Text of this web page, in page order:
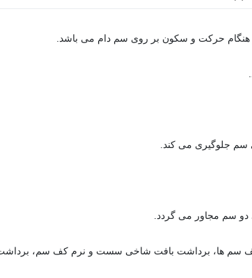
هنگام حرکت و سکون بر روی سم دام می باشد.
سم جلوگیری می کند.
سم مجاور می گردد.
سم ها، برداشت بافت شاخی سست و نرم کف سم، برداشت